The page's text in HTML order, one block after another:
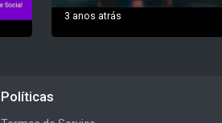
3 anos atrás
Políticas